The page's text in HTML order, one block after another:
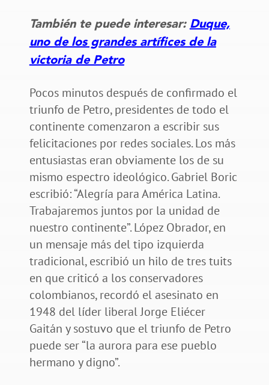
También te puede interesar: Duque,
uno de los grandes artífices de la
victoria de Petro
Pocos minutos después de confirmado el
triunfo de Petro, presidentes de todo el
continente comenzaron a escribir sus
felicitaciones por redes sociales. Los más
entusiastas eran obviamente los de su
mismo espectro ideológico. Gabriel Boric
escribió: “Alegría para América Latina.
Trabajaremos juntos por la unidad de
nuestro continente”. López Obrador, en
un mensaje más del tipo izquierda
tradicional, escribió un hilo de tres tuits
en que criticó a los conservadores
colombianos, recordó el asesinato en
1948 del líder liberal Jorge Eliécer
Gaitán y sostuvo que el triunfo de Petro
puede ser “la aurora para ese pueblo
hermano y digno”.